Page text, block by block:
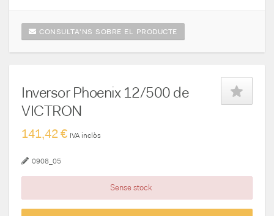
CONSULTA'NS SOBRE EL PRODUCTE
Inversor Phoenix 12/500 de
VICTRON
141,42 € IVA inclòs
0908_05
Sense stock